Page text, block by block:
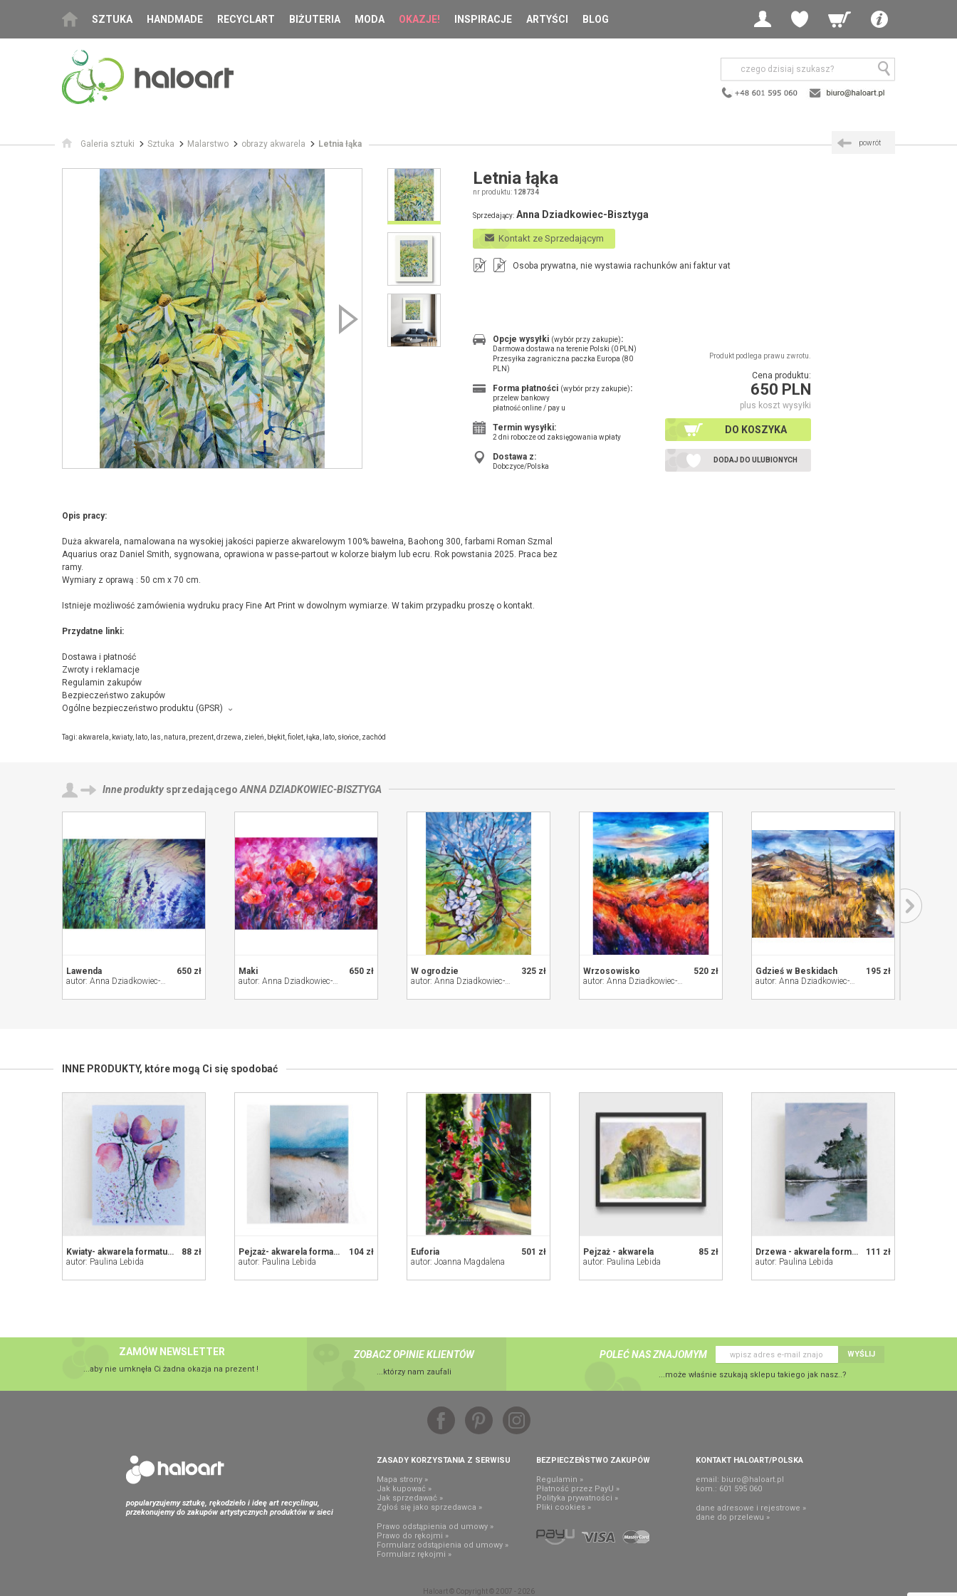
SZTUKA HANDMADE RECYCLART BIŻUTERIA MODA OKAZJE! INSPIRACJE ARTYŚCI BLOG
Galeria sztuki Sztuka Malarstwo obrazy akwarela Letnia łąka powrót
Letnia łąka
nr produktu: 128734
Sprzedający: Anna Dziadkowiec-Bisztyga
Kontakt ze Sprzedającym
FV R Osoba prywatna, nie wystawia rachunków ani faktur vat
Produkt podlega prawu zwrotu.
Cena produktu:
650 PLN
plus koszt wysyłki
DO KOSZYKA
DODAJ DO ULUBIONYCH
Opcje wysyłki (wybór przy zakupie):
Darmowa dostawa na terenie Polski (0 PLN)
Przesyłka zagraniczna paczka Europa (80
PLN)
Forma płatności (wybór przy zakupie):
przelew bankowy
płatność online / pay u
Termin wysyłki:
2 dni robocze od zaksięgowania wpłaty
Dostawa z:
Dobczyce/Polska
Opis pracy:
Duża akwarela, namalowana na wysokiej jakości papierze akwarelowym 100% bawełna, Baohong 300, farbami Roman Szmal
Aquarius oraz Daniel Smith, sygnowana, oprawiona w passe-partout w kolorze białym lub ecru. Rok powstania 2025. Praca bez
ramy.
Wymiary z oprawą : 50 cm x 70 cm.
Istnieje możliwość zamówienia wydruku pracy Fine Art Print w dowolnym wymiarze. W takim przypadku proszę o kontakt.
Przydatne linki:
Dostawa i płatność
Zwroty i reklamacje
Regulamin zakupów
Bezpieczeństwo zakupów
Ogólne bezpieczeństwo produktu (GPSR)
Anna Dziadkowiec-Bisztyga, ul. Piastowska, 48, 32-410 Dobczyce, kontakt ze sprzedającym
Tagi:akwarela kwiaty, lato las natura prezent drzewa zieleń błękit fiolet łąka lato słońce zachód
Inne produktysprzedającego ANNA DZIADKOWIEC-BISZTYGA
650 zł
Lawenda
autor: Anna Dziadkowiec-Bisztyga
650 zł
Maki
autor: Anna Dziadkowiec-Bisztyga
325 zł
W ogrodzie
autor: Anna Dziadkowiec-Bisztyga
520 zł
Wrzosowisko
autor: Anna Dziadkowiec-Bisztyga
195 zł
Gdzieś w Beskidach
autor: Anna Dziadkowiec-Bisztyga
INNE PRODUKTY, które mogą Ci się spodobać
88 zł
Kwiaty- akwarela formatu 18/13,5 cm
autor: Paulina Lebida
104 zł
Pejzaż- akwarela formatu A5
autor: Paulina Lebida
501 zł
Euforia
autor: Joanna Magdalena
85 zł
Pejzaż - akwarela
autor: Paulina Lebida
111 zł
Drzewa - akwarela formatu 25/18 cm
autor: Paulina Lebida
ZAMÓW NEWSLETTER
...aby nie umknęła Ci żadna okazja na prezent !
ZOBACZ OPINIE KLIENTÓW
...którzy nam zaufali
POLEĆ NAS ZNAJOMYM WYŚLIJ
...może właśnie szukają sklepu takiego jak nasz..?
popularyzujemy sztukę, rękodzieło i ideę art recyclingu,
przekonujemy do zakupów artystycznych produktów w sieci
ZASADY KORZYSTANIA Z SERWISU
Mapa strony »
Jak kupować »
Jak sprzedawać »
Zgłoś się jako sprzedawca »
Prawo odstąpienia od umowy »
Prawo do rękojmi »
Formularz odstąpienia od umowy »
Formularz rękojmi »
BEZPIECZEŃSTWO ZAKUPÓW
Regulamin »
Płatność przez PayU »
Polityka prywatności »
Pliki cookies »
KONTAKT HALOART/POLSKA
email: biuro@haloart.pl
kom.: 601 595 060
dane adresowe i rejestrowe »
dane do przelewu »
Haloart © Copyright © 2007 - 2026